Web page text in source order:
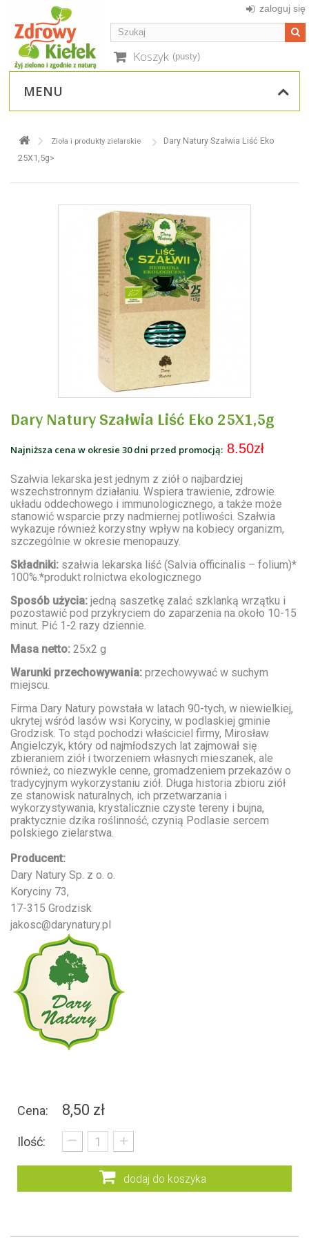
zaloguj się
Koszyk (pusty)
MENU
Zioła i produkty zielarskie
Dary Natury Szałwia Liść Eko
25X1,5g>
Dary Natury Szałwia Liść Eko 25X1,5g
Najniższa cena w okresie 30 dni przed promocją: 8.50zł
Szałwia lekarska jest jednym z ziół o najbardziej
wszechstronnym działaniu. Wspiera trawienie, zdrowie
układu oddechowego i immunologicznego, a także może
stanowić wsparcie przy nadmiernej potliwości. Szałwia
wykazuje również korzystny wpływ na kobiecy organizm,
szczególnie w okresie menopauzy.
Składniki: szałwia lekarska liść (Salvia officinalis – folium)*
100%.*produkt rolnictwa ekologicznego
Sposób użycia: jedną saszetkę zalać szklanką wrzątku i
pozostawić pod przykryciem do zaparzenia na około 10-15
minut. Pić 1-2 razy dziennie.
Masa netto: 25x2 g
Warunki przechowywania: przechowywać w suchym
miejscu.
Firma Dary Natury powstała w latach 90-tych, w niewielkiej,
ukrytej wśród lasów wsi Koryciny, w podlaskiej gminie
Grodzisk. To stąd pochodzi właściciel firmy, Mirosław
Angielczyk, który od najmłodszych lat zajmował się
zbieraniem ziół i tworzeniem własnych mieszanek, ale
również, co niezwykle cenne, gromadzeniem przekazów o
tradycyjnym wykorzystaniu ziół. Długa historia zbioru ziół
ze stanowisk naturalnych, ich przetwarzania i
wykorzystywania, krystalicznie czyste tereny i bujna,
praktycznie dzika roślinność, czynią Podlasie sercem
polskiego zielarstwa.
Producent:
Dary Natury Sp. z o. o.
Koryciny 73,
17-315 Grodzisk
jakosc@darynatury.pl
Cena: 8,50 zł
Ilość:
_ +
dodaj do koszyka